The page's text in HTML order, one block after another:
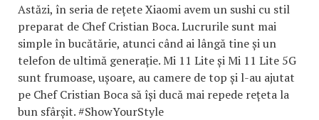
Astăzi, în seria de rețete Xiaomi avem un sushi cu stil
preparat de Chef Cristian Boca. Lucrurile sunt mai
simple în bucătărie, atunci când ai lângă tine și un
telefon de ultimă generație. Mi 11 Lite și Mi 11 Lite 5G
sunt frumoase, ușoare, au camere de top și l-au ajutat
pe Chef Cristian Boca să își ducă mai repede rețeta la
bun sfârșit. #ShowYourStyle